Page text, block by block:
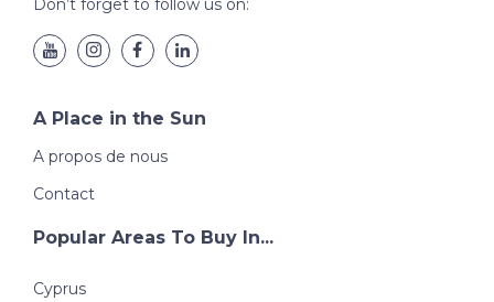
Don’t forget to follow us on:
A Place in the Sun
A propos de nous
Contact
Popular Areas To Buy In...
Cyprus